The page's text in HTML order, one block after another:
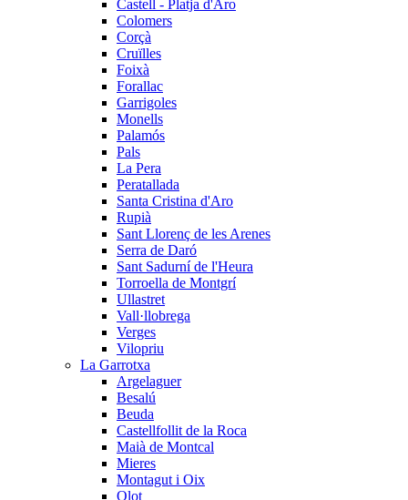
Castell - Platja d'Aro
Colomers
Corçà
Cruïlles
Foixà
Forallac
Garrigoles
Monells
Palamós
Pals
La Pera
Peratallada
Santa Cristina d'Aro
Rupià
Sant Llorenç de les Arenes
Serra de Daró
Sant Sadurní de l'Heura
Torroella de Montgrí
Ullastret
Vall·llobrega
Verges
Vilopriu
La Garrotxa
Argelaguer
Besalú
Beuda
Castellfollit de la Roca
Maià de Montcal
Mieres
Montagut i Oix
Olot